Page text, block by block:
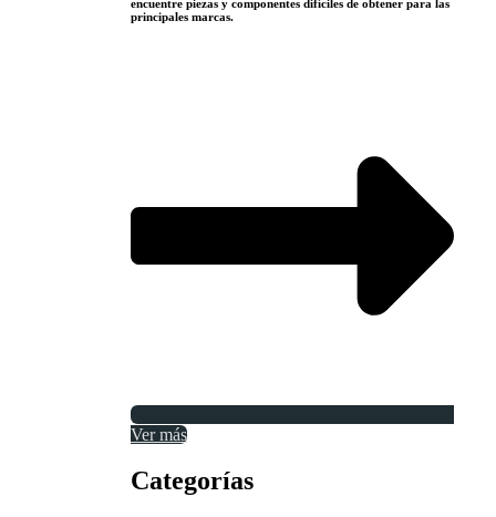
encuentre piezas y componentes difíciles de obtener para las
principales marcas.
Ver más
Categorías